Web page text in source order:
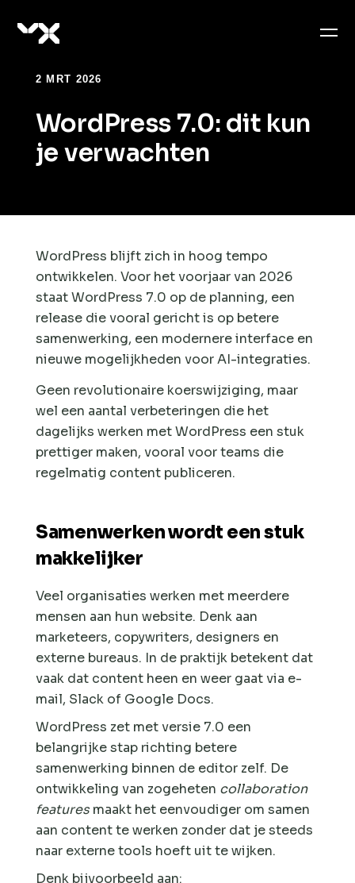
2 MRT 2026
WordPress 7.0: dit kun
je verwachten
WordPress blijft zich in hoog tempo
ontwikkelen. Voor het voorjaar van 2026
staat WordPress 7.0 op de planning, een
release die vooral gericht is op betere
samenwerking, een modernere interface en
nieuwe mogelijkheden voor AI-integraties.
Geen revolutionaire koerswijziging, maar
wel een aantal verbeteringen die het
dagelijks werken met WordPress een stuk
prettiger maken, vooral voor teams die
regelmatig content publiceren.
Samenwerken wordt een stuk
makkelijker
Veel organisaties werken met meerdere
mensen aan hun website. Denk aan
marketeers, copywriters, designers en
externe bureaus. In de praktijk betekent dat
vaak dat content heen en weer gaat via e-
mail, Slack of Google Docs.
WordPress zet met versie 7.0 een
belangrijke stap richting betere
samenwerking binnen de editor zelf. De
ontwikkeling van zogeheten collaboration
featuresmaakt het eenvoudiger om samen
aan content te werken zonder dat je steeds
naar externe tools hoeft uit te wijken.
Denk bijvoorbeeld aan: